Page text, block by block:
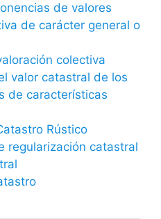
de valores
de carácter general o
colectiva
valor catastral de los
de características
Rústico
regularización catastral